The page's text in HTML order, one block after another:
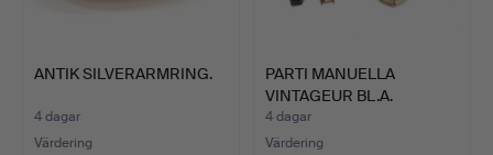
ANTIK SILVERARMRING.
4 dagar
Värdering
PARTI MANUELLA
VINTAGEUR BL.A.
INGERSOLL M…
4 dagar
Värdering